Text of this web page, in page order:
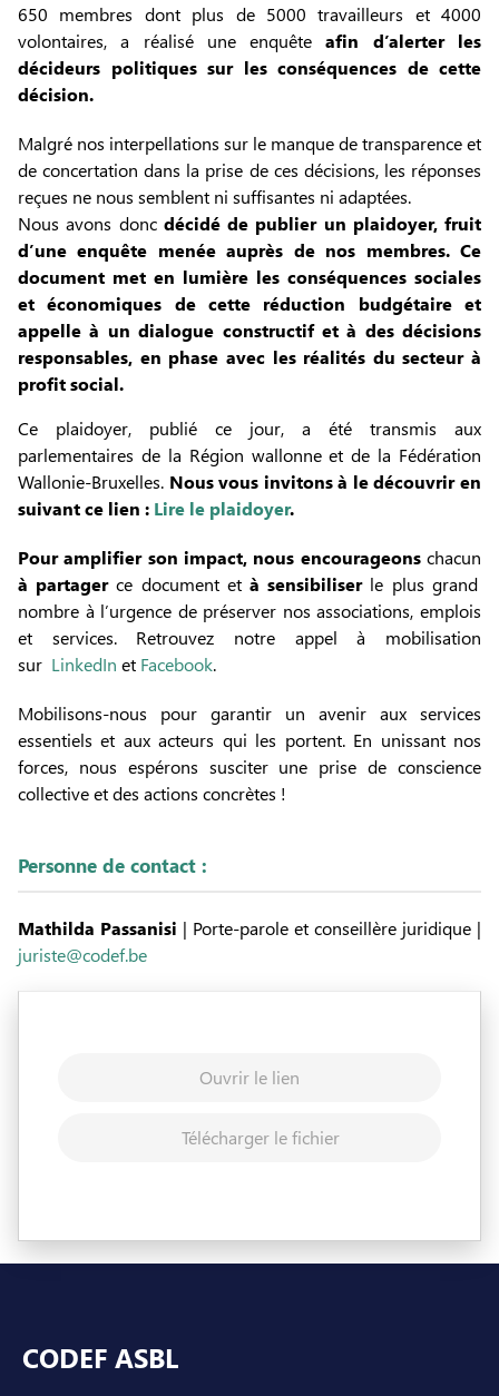
650 membres dont plus de 5000 travailleurs et 4000
volontaires, a réalisé une enquête afin d’alerter les
décideurs politiques sur les conséquences de cette
décision.
Malgré nos interpellations sur le manque de transparence et
de concertation dans la prise de ces décisions, les réponses
reçues ne nous semblent ni suffisantes ni adaptées.
Nous avons doncdécidé de publier un plaidoyer, fruit
d’une enquête menée auprès de nos membres. Ce
document met en lumière les conséquences sociales
et économiques de cette réduction budgétaire et
appelle à un dialogue constructif et à des décisions
responsables, en phase avec les réalités du secteur à
profit social.
Ce plaidoyer, publié ce jour, a été transmis aux
parlementaires de la Région wallonne et de la Fédération
Wallonie-Bruxelles. Nous vous invitons à le découvrir en
suivant ce lien : Lire le plaidoyer.
Pour amplifier son impact, nous encourageonschacun
à partagerce document età sensibiliserle plus grand
nombre à l’urgence de préserver nos associations, emplois
et services. Retrouvez notre appel à mobilisation
sur LinkedIn et Facebook.
Mobilisons-nous pour garantir un avenir aux services
essentiels et aux acteurs qui les portent. En unissant nos
forces, nous espérons susciter une prise de conscience
collective et des actions concrètes !
Personne de contact :
Mathilda Passanisi | Porte-parole et conseillère juridique |
juriste@codef.be
Ouvrir le lien
Télécharger le fichier
CODEF ASBL